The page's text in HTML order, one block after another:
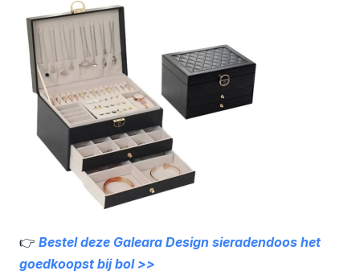
👉 Bestel deze Galeara Design sieradendoos het
goedkoopst bij bol >>